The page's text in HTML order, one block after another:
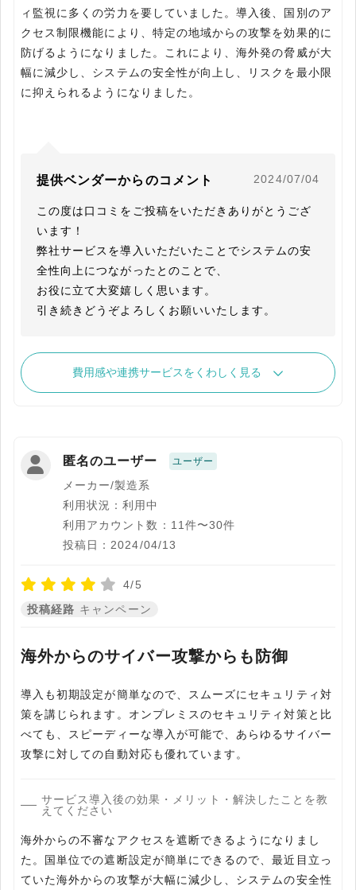
ィ監視に多くの労力を要していました。導入後、国別のア
クセス制限機能により、特定の地域からの攻撃を効果的に
防げるようになりました。これにより、海外発の脅威が大
幅に減少し、システムの安全性が向上し、リスクを最小限
に抑えられるようになりました。
提供ベンダーからのコメント 2024/07/04
この度は口コミをご投稿をいただきありがとうござ
います！
弊社サービスを導入いただいたことでシステムの安
全性向上につながったとのことで、
お役に立て大変嬉しく思います。
引き続きどうぞよろしくお願いいたします。
費用感や連携サービスをくわしく見る
匿名のユーザー ユーザー
メーカー/製造系
利用状況：利用中
利用アカウント数：11件〜30件
投稿日：2024/04/13
4/5
投稿経路 キャンペーン
海外からのサイバー攻撃からも防御
導入も初期設定が簡単なので、スムーズにセキュリティ対
策を講じられます。オンプレミスのセキュリティ対策と比
べても、スピーディーな導入が可能で、あらゆるサイバー
攻撃に対しての自動対応も優れています。
サービス導入後の効果・メリット・解決したことを教
えてください
海外からの不審なアクセスを遮断できるようになりまし
た。国単位での遮断設定が簡単にできるので、最近目立っ
ていた海外からの攻撃が大幅に減少し、システムの安全性